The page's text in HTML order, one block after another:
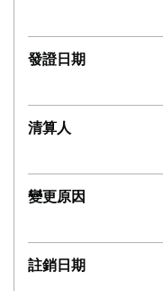
發證日期
清算人
變更原因
註銷日期